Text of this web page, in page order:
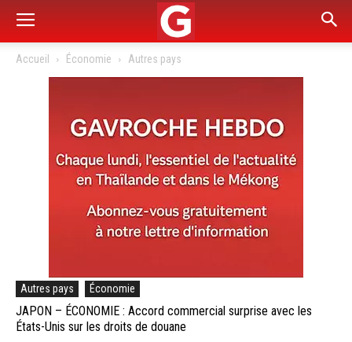
Accueil Économie Autres pays
Autres pays Économie
JAPON – ÉCONOMIE : Accord commercial surprise avec les
États-Unis sur les droits de douane